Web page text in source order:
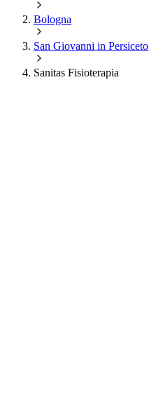
Bologna
San Giovanni in Persiceto
Sanitas Fisioterapia